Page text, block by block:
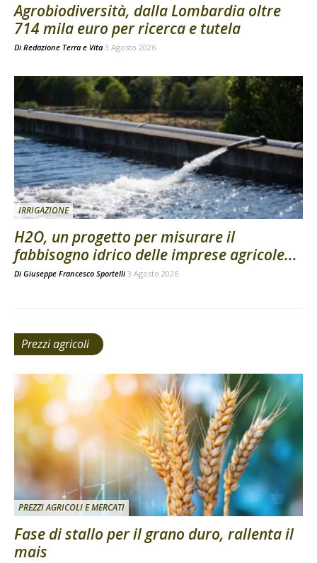
Agrobiodiversità, dalla Lombardia oltre
714 mila euro per ricerca e tutela
Di Redazione Terra e Vita 3 Agosto 2026
IRRIGAZIONE
H2O, un progetto per misurare il
fabbisogno idrico delle imprese agricole...
Di Giuseppe Francesco Sportelli 3 Agosto 2026
Prezzi agricoli
PREZZI AGRICOLI E MERCATI
Fase di stallo per il grano duro, rallenta il
mais